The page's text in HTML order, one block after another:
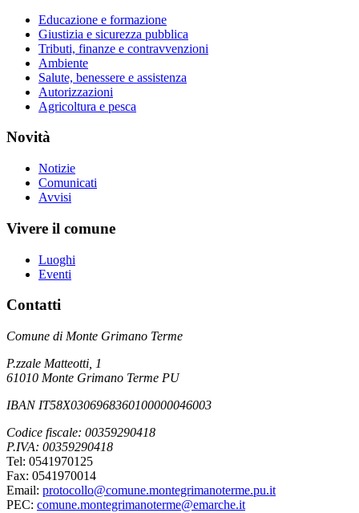
Educazione e formazione
Giustizia e sicurezza pubblica
Tributi, finanze e contravvenzioni
Ambiente
Salute, benessere e assistenza
Autorizzazioni
Agricoltura e pesca
Novità
Notizie
Comunicati
Avvisi
Vivere il comune
Luoghi
Eventi
Contatti
Comune di Monte Grimano Terme
P.zzale Matteotti, 1
61010 Monte Grimano Terme PU
IBAN IT58X0306968360100000046003
Codice fiscale: 00359290418
P.IVA: 00359290418
Tel: 0541970125
Fax: 0541970014
Email: protocollo@comune.montegrimanoterme.pu.it
PEC: comune.montegrimanoterme@emarche.it